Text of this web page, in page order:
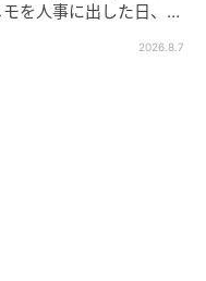
を人事に出した日、部
2026.8.7